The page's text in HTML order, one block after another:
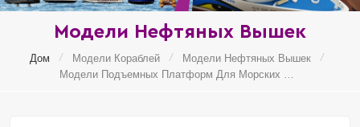
Модели Нефтяных Вышек
Дом / Модели Кораблей / Модели Нефтяных Вышек
/